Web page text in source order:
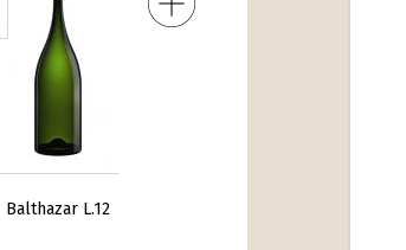
Balthazar L.12